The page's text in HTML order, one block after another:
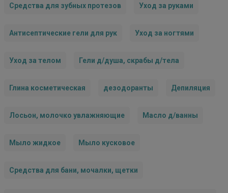
Средства для зубных протезов Уход за руками
Антисептические гели для рук Уход за ногтями
Уход за телом Гели д/душа, скрабы д/тела
Глина косметическая дезодоранты Депиляция
Лосьон, молочко увлажняющие Масло д/ванны
Мыло жидкое Мыло кусковое
Средства для бани, мочалки, щетки